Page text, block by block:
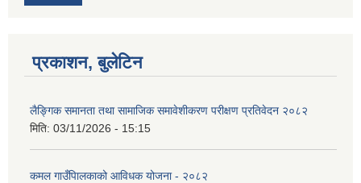
प्रकाशन, बुलेटिन
लैङ्गिक समानता तथा सामाजिक समावेशीकरण परीक्षण प्रतिवेदन २०८२
मिति: 03/11/2026 - 15:15
कमल गाउँपािलकाको आविधक योजना - २०८२